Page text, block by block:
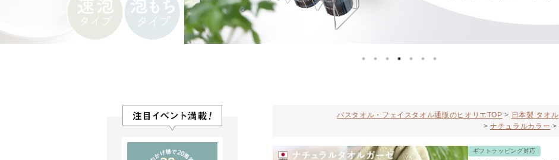
バスタオル・フェイスタオル通販のヒオリエTOP 日本製 タオル
ナチュラルカラー
ギフトラッピング対応